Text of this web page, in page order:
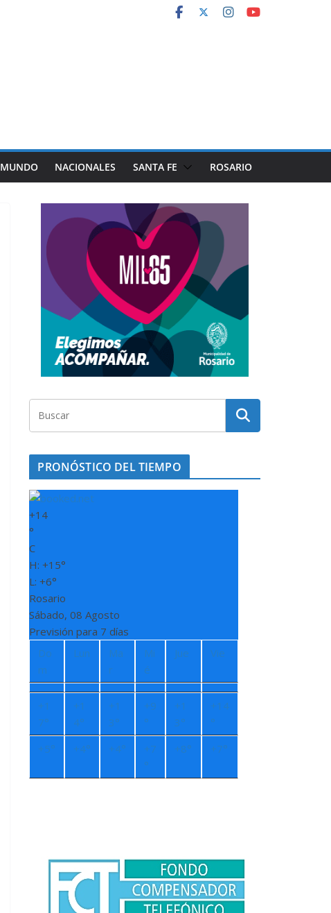
MUNDO NACIONALES SANTA FE ROSARIO
PRONÓSTICO DEL TIEMPO
+14
°
C
H:+15°
L:+6°
Rosario
Sábado, 08 Agosto
Previsión para 7 días
Do
m
Lun
Ma
r
Mi
é
Jue Vie
+1
7°
+1
4°
+1
3°
+9
°
+1
3°
+14
°
+5° +4° +4° +7
°
+8° +7°